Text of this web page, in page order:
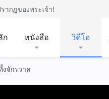
ากฏของพระเจ้า!
ก หนังสือ วิดีโอ
งจักรวาล